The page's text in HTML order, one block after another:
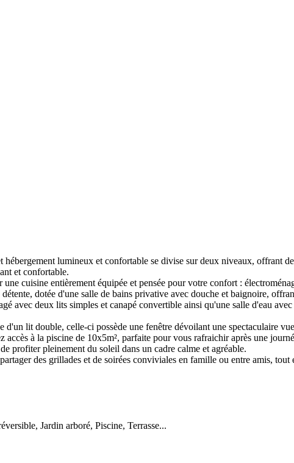
lumineux et confortable se divise sur deux niveaux, offrant
et confortable.
cuisine entièrement équipée et pensée pour votre confort :
dotée d'une salle de bains privative avec douche et baignoire,
avec deux lits simples et canapé convertible ainsi qu'une salle d'eau
d'un lit double, celle-ci possède une fenêtre dévoilant une spectaculaire
à la piscine de 10x5m², parfaite pour vous rafraichir après une
profiter pleinement du soleil dans un cadre calme et agréable.
des grillades et de soirées conviviales en famille ou entre amis,
Jardin arboré, Piscine, Terrasse...